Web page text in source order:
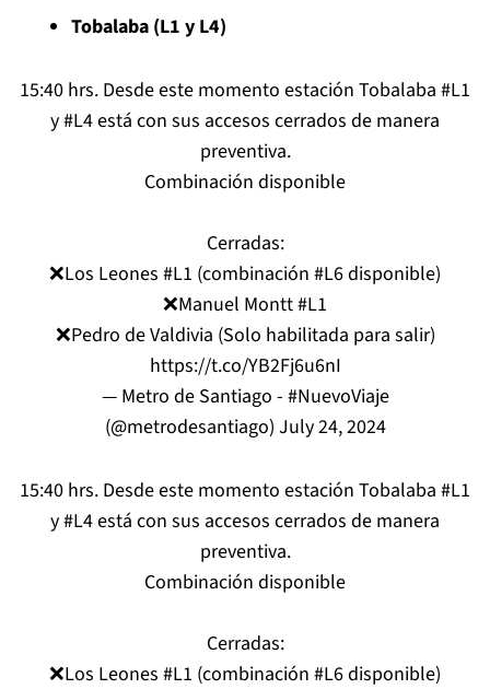
Tobalaba (L1 y L4)
15:40 hrs. Desde este momento estación Tobalaba #L1
y#L4está con sus accesos cerrados de manera
preventiva.
Combinación disponible
Cerradas:
❌Los Leones #L1 (combinación #L6disponible)
❌Manuel Montt#L1
❌Pedro de Valdivia (Solo habilitada para salir)
https://t.co/YB2Fj6u6nI
— Metro de Santiago - #NuevoViaje
(@metrodesantiago) July 24, 2024
15:40 hrs. Desde este momento estación Tobalaba #L1
y#L4está con sus accesos cerrados de manera
preventiva.
Combinación disponible
Cerradas:
❌Los Leones #L1 (combinación #L6disponible)